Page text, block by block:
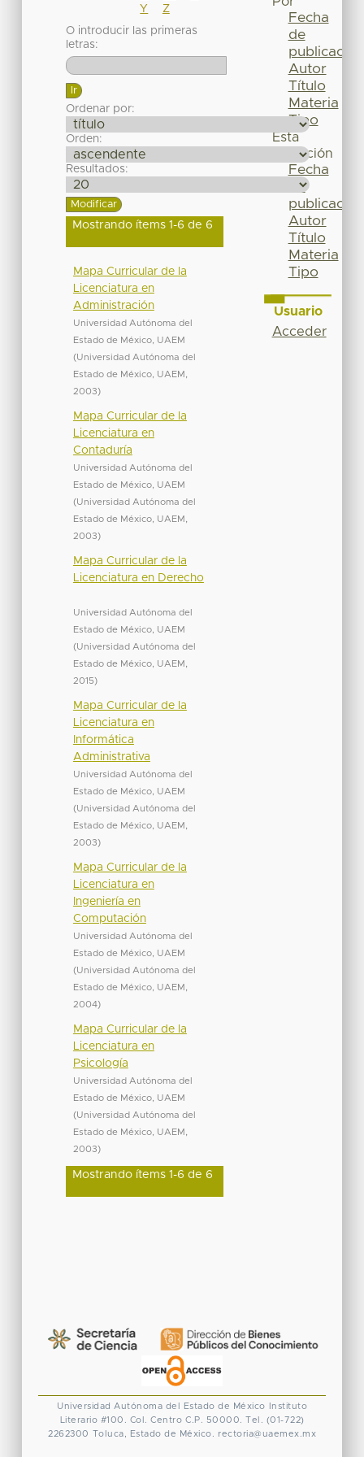
Y
Z
O introducir las primeras
letras:
Ordenar por:
Orden:
Resultados:
Mostrando ítems 1-6 de 6
Mapa Curricular de la
Licenciatura en
Administración
Universidad Autónoma del
Estado de México, UAEM
(Universidad Autónoma del
Estado de México, UAEM
2003)
Mapa Curricular de la
Licenciatura en
Contaduría
Universidad Autónoma del
Estado de México, UAEM
(Universidad Autónoma del
Estado de México, UAEM
2003)
Mapa Curricular de la
Licenciatura en Derecho
Universidad Autónoma del
Estado de México, UAEM
(Universidad Autónoma del
Estado de México, UAEM
2015)
Mapa Curricular de la
Licenciatura en
Informática
Administrativa
Universidad Autónoma del
Estado de México, UAEM
(Universidad Autónoma del
Estado de México, UAEM
2003)
Mapa Curricular de la
Licenciatura en
Ingeniería en
Computación
Universidad Autónoma del
Estado de México, UAEM
(Universidad Autónoma del
Estado de México, UAEM
2004)
Mapa Curricular de la
Licenciatura en
Psicología
Universidad Autónoma del
Estado de México, UAEM
(Universidad Autónoma del
Estado de México, UAEM
2003)
Mostrando ítems 1-6 de 6
Fecha
de
publicación
Autor
Título
Materia
Tipo
Esta
colección
Fecha
de
publicación
Autor
Título
Materia
Tipo
Usuario
Acceder
Universidad Autónoma del Estado de México
Instituto
Literario #100. Col. Centro C.P. 50000. Tel. (01-722)
2262300 Toluca, Estado de México. rectoria@uaemex.mx